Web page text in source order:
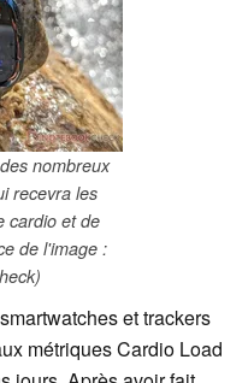
nombreux
recevra les
cardio et de
de l'image :
et trackers
métriques Cardio Load